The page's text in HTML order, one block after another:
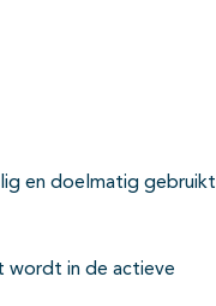
en doelmatig gebruikt
wordt in de actieve